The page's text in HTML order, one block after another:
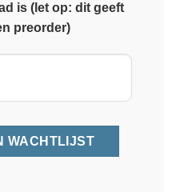
is (let op: dit geeft
preorder)